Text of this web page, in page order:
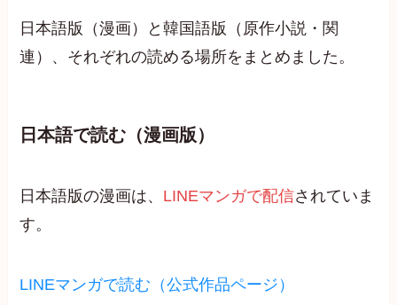
日本語版（漫画）と韓国語版（原作小説・関
連）、それぞれの読める場所をまとめました。
日本語で読む（漫画版）
日本語版の漫画は、 LINEマンガで配信されていま
す。
LINEマンガで読む（公式作品ページ）